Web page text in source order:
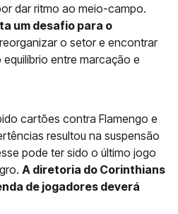
dar ritmo ao meio-campo.
um desafio para o
o setor e encontrar
entre marcação e
cartões contra Flamengo e
resultou na suspensão
pode ter sido o último jogo
A diretoria do Corinthians
de jogadores deverá